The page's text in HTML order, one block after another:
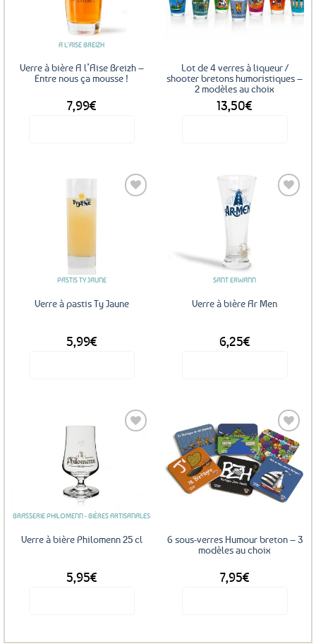
A L'AISE BREIZH
Verre à bière A l’Aise Breizh –
Entre nous ça mousse !
7,99€
aux
favoris
Lot de 4 verres à liqueur /
shooter bretons humoristiques –
2 modèles au choix
13,50€
peuvent
PASTIS TY JAUNE
Verre à pastis Ty Jaune
5,99€
SANT ERWANN
Verre à bière Ar Men
6,25€
BRASSERIE PHILOMENN - BIÈRES ARTISANALES
Verre à bière Philomenn 25 cl
5,95€
Ajouter
aux
favoris
6 sous-verres Humour breton – 3
modèles au choix
7,95€